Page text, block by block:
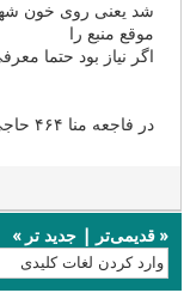
شد یعنی روی خون
موقع منبع را
اگر نیاز بود حتما
در فاجعه منا ۴۶۴ حاجی ایرانی به شهادت رسیدند.
«قدیمی‌تر |جدید تر »